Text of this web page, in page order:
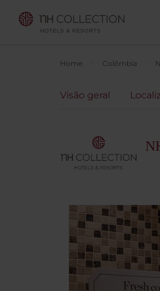
Home Colômbia
Visão geral